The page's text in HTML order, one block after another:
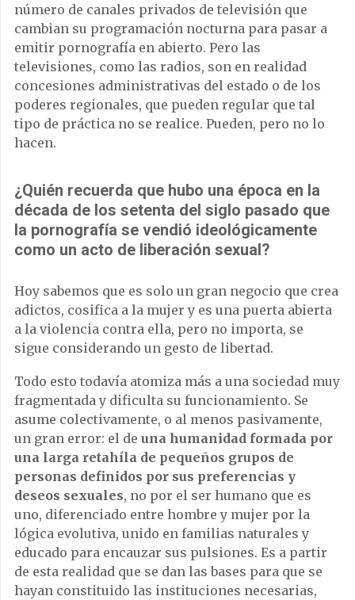
número de canales privados de televisión que
cambian su programación nocturna para pasar a
emitir pornografía en abierto. Pero las
televisiones, como las radios, son en realidad
concesiones administrativas del estado o de los
poderes regionales, que pueden regular que tal
tipo de práctica no se realice. Pueden, pero no lo
hacen.
¿Quién recuerda que hubo una época en la
década de los setenta del siglo pasado que
la pornografía se vendió ideológicamente
como un acto de liberación sexual?
Hoy sabemos que es solo un gran negocio que crea
adictos, cosifica a la mujer y es una puerta abierta
a la violencia contra ella, pero no importa, se
sigue considerando un gesto de libertad.
Todo esto todavía atomiza más a una sociedad muy
fragmentada y dificulta su funcionamiento. Se
asume colectivamente, o al menos pasivamente,
un gran error: el de una humanidad formada por
una larga retahíla de pequeños grupos de
personas definidos por sus preferencias y
deseos sexuales, no por el ser humano que es
uno, diferenciado entre hombre y mujer por la
lógica evolutiva, unido en familias naturales y
educado para encauzar sus pulsiones. Es a partir
de esta realidad que se dan las bases para que se
hayan constituido las instituciones necesarias,